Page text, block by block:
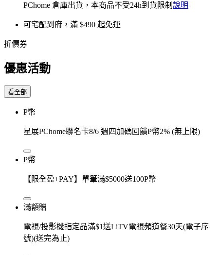
PChome 倉庫出貨，本商品不受24h到貨限制 說明
可宅配到府，滿 $490 起免運
折價券
優惠活動
看全部
P幣
星展PChome聯名卡8/6 週四加碼回饋P幣2% (無上限)
P幣
【限全盈+PAY】單筆滿$5000送100P幣
滿額贈
電視/投影機指定品滿$1送LiTV電視頻道餐30天(電子序
號)(送完為止)